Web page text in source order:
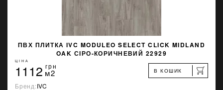
ПВХ ПЛИТКА IVC MODULEO SELECT CLICK MIDLAND
OAK СІРО-КОРИЧНЕВИЙ 22929
ЦІНА
1112 грн
м2 В КОШИК
Бренд:IVC